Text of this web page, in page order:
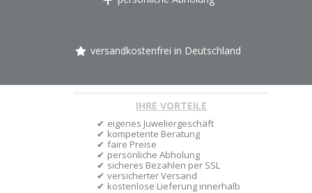
versandkostenfrei in Deutschland
IHRE VORTEILE
eigenes Juweliergeschäft
kompetente Beratung
faire Preise
persönliche Abholung
sicheres Bezahlen per SSL
versicherter Versand
kostenlose Lieferung innerhalb